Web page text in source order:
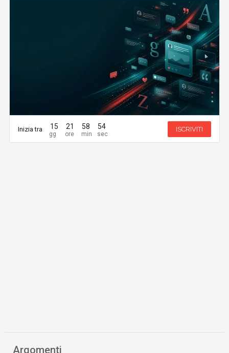
Inizia tra 15 21 58 54 ISCRIVITI
Argomenti